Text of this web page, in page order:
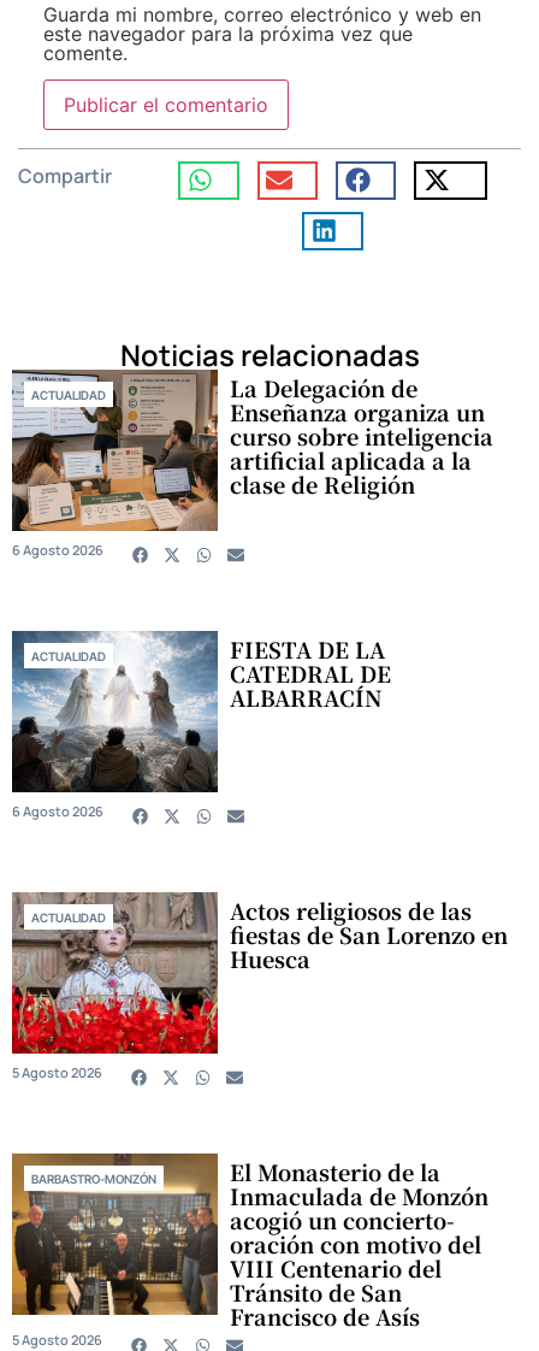
Guarda mi nombre, correo electrónico y web en
este navegador para la próxima vez que
comente.
Compartir
Noticias relacionadas
ACTUALIDAD La Delegación de
Enseñanza organiza un
curso sobre inteligencia
artificial aplicada a la
clase de Religión
6 Agosto 2026
ACTUALIDAD FIESTA DE LA
CATEDRAL DE
ALBARRACÍN
6 Agosto 2026
ACTUALIDAD Actos religiosos de las
fiestas de San Lorenzo en
Huesca
5 Agosto 2026
BARBASTRO-MONZÓN El Monasterio de la
Inmaculada de Monzón
acogió un concierto-
oración con motivo del
VIII Centenario del
Tránsito de San
Francisco de Asís
5 Agosto 2026